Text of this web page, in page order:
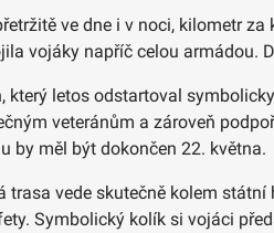
ve dne i v noci, kilometr
vojáky napříč celou armádou.
který letos odstartoval
veteránům a zároveň
by měl být dokončen 22. května.
trasa vede skutečně kolem
Symbolický kolík si vojáci